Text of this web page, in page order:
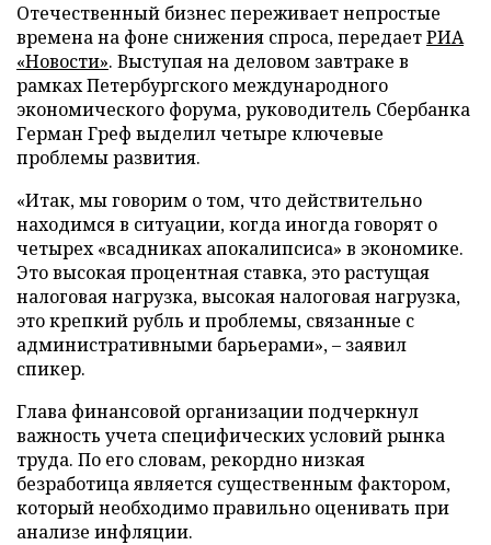
Отечественный бизнес переживает непростые
времена на фоне снижения спроса, передаетРИА
«Новости». Выступая на деловом завтраке в
рамках Петербургского международного
экономического форума, руководитель Сбербанка
Герман Греф выделил четыре ключевые
проблемы развития.
«Итак, мы говорим о том, что действительно
находимся в ситуации, когда иногда говорят о
четырех «всадниках апокалипсиса» в экономике.
Это высокая процентная ставка, это растущая
налоговая нагрузка, высокая налоговая нагрузка,
это крепкий рубль и проблемы, связанные с
административными барьерами», – заявил
спикер.
Глава финансовой организации подчеркнул
важность учета специфических условий рынка
труда. По его словам, рекордно низкая
безработица является существенным фактором,
который необходимо правильно оценивать при
анализе инфляции.